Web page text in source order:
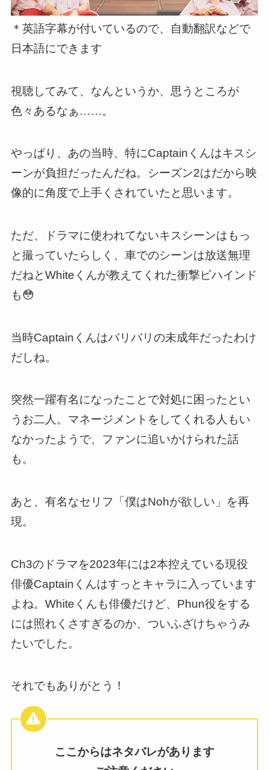
＊英語字幕が付いているので、自動翻訳などで
日本語にできます
視聴してみて、なんというか、思うところが
色々あるなぁ……。
やっぱり、あの当時、特にCaptainくんはキスシ
ーンが負担だったんだね。シーズン2はだから映
像的に角度で上手くされていたと思います。
ただ、ドラマに使われてないキスシーンはもっ
と撮っていたらしく、車でのシーンは放送無理
だねとWhiteくんが教えてくれた衝撃ビハインド
も😳
当時Captainくんはバリバリの未成年だったわけ
だしね。
突然一躍有名になったことで対処に困ったとい
うお二人。マネージメントをしてくれる人もい
なかったようで、ファンに追いかけられた話
も。
あと、有名なセリフ「僕はNohが欲しい」を再
現。
Ch3のドラマを2023年には2本控えている現役
俳優Captainくんはすっとキャラに入っています
よね。Whiteくんも俳優だけど、Phun役をする
には照れくさすぎるのか、ついふざけちゃうみ
たいでした。
それでもありがとう！
ここからはネタバレがあります